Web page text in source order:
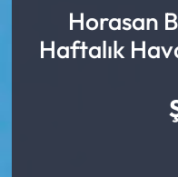
Horasan
Haftalık